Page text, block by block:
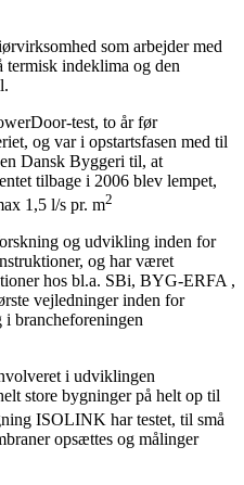
som arbejder med
termisk indeklima og den
test, to år før
og var i opstartsfasen med til
Dansk Byggeri til, at
tilbage i 2006 blev lempet,
1,5 l/s pr. m2
og udvikling inden for
og har været
hos bl.a. SBi, BYG-ERFA ,
vejledninger inden for
brancheforeningen
i udviklingen
store bygninger på helt op til
ISOLINK har testet, til små
opsættes og målinger